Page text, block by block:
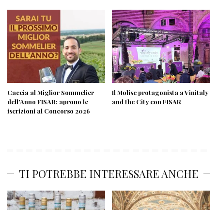
Caccia al Miglior Sommelier
dell’Anno FISAR: aprono le
iscrizioni al Concorso 2026
Il Molise protagonista a Vinitaly
and the City con FISAR
TI POTREBBE INTERESSARE ANCHE